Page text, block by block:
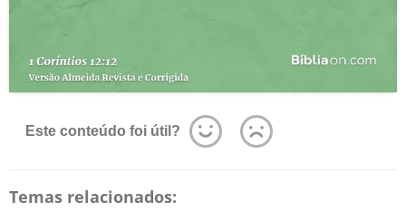
Este conteúdo foi útil?
Temas relacionados: